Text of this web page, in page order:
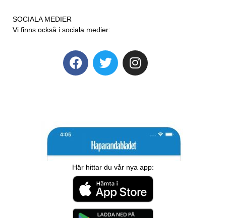
SOCIALA MEDIER
Vi finns också i sociala medier:
Här hittar du vår nya app: